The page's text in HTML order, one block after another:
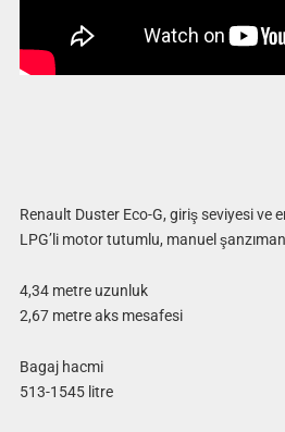
Renault Duster Eco-G, giriş seviyesi ve
LPG’li motor tutumlu, manuel
4,34 metre uzunluk
2,67 metre aks mesafesi
Bagaj hacmi
513-1545 litre